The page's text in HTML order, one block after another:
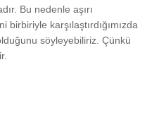
Bu nedenle aşırı
birbiriyle karşılaştırdığımızda
söyleyebiliriz. Çünkü